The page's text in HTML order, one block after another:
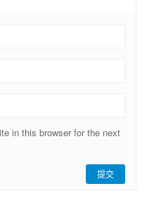
in this browser for the next
提交